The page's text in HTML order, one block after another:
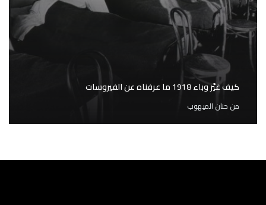
كيف غيّر وباء 1918 ما عرفناه عن الفيروسات
من حنان الميهوب